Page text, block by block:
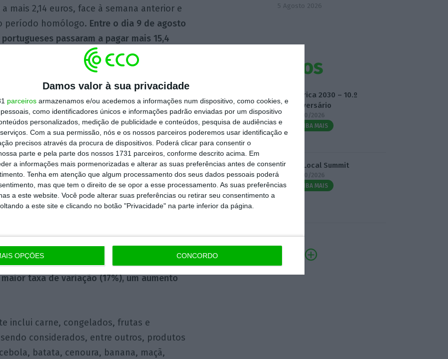
Damos valor à sua privacidade
parceiros armazenamos e/ou acedemos a informações num dispositivo, como cookies, e
como identificadores únicos e informações padrão enviadas por um dispositivo
personalizados, medição de publicidade e conteúdos, pesquisa de audiências e
Com a sua permissão, nós e os nossos parceiros poderemos usar identificação e
precisos através da procura de dispositivos. Poderá clicar para consentir o
parte e pela parte dos nossos 1731 parceiros, conforme descrito acima. Em
a informações mais pormenorizadas e alterar as suas preferências antes de consentir
Tenha em atenção que algum processamento dos seus dados pessoais poderá
mas que tem o direito de se opor a esse processamento. As suas preferências
a este website. Você pode alterar suas preferências ou retirar seu consentimento a
a este site e clicando no botão "Privacidade" na parte inferior da página.
OPÇÕES CONCORDO
mais 2,14 euros, face à semana anterior e
período homólogo. Entre o dia 9 de agosto
passaram a pagar mais 15,4
Entre os produtos com as maiores taxas
destacam-se ainda o atum posta em
extra (26%, 1,74 euros), os cereais fibra
0,36 euros).
acentuada quando considerado o início da
cabaz custava menos 43,71 euros.
de 2022 até 7 de agosto deste ano,
registaram-se nas mercearias (mais 33%)
estão a pagar, por exemplo, mais 86% e
extra, respetivamente, o
do cabaz alimentar caiu 8,7 euros, sendo
(6%, 0,38 euros), contra o atum em
taxa de variação (17%), um aumento
inclui carne, congelados, frutas e
considerados, entre outros, produtos
batata, cenoura, banana, maçã,
5 Agosto 2026
Eventos
Fábrica 2030 – 10.º
Aniversário
14/10/2026
SAIBA MAIS
3.º Local Summit
07/10/2026
SAIBA MAIS